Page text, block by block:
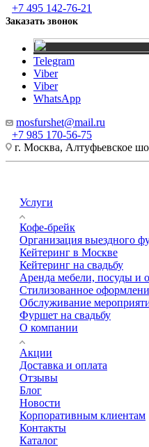
+7 495 142-76-21
Заказать звонок
+7 985 170-56-75
mosfurshet@mail.ru
г. Москва, Алтуфьевское
Telegram
Viber
Viber
WhatsApp
О компании
Акции
Доставка и оплата
Отзывы
Блог
Новости
Корпоративным клиентам
Контакты
Каталог
Услуги
Кофе-брейк
Организация выездного
Кейтеринг в Москве
Кейтеринг на свадьбу
Аренда мебели, посуды и
Стилизованное
Обслуживание
Фуршет на свадьбу